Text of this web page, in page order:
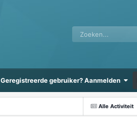
Geregistreerde gebruiker? Aanmelden
Alle Activiteit